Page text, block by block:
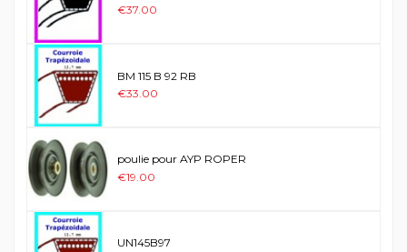
€37.00
BM 115 B 92 RB
€33.00
poulie pour AYP ROPER
€19.00
UN145B97